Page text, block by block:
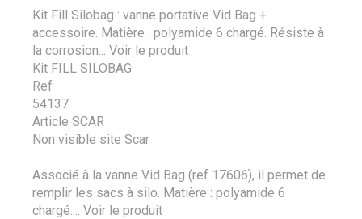
Kit Fill Silobag : vanne portative Vid Bag +
accessoire. Matière : polyamide 6 chargé. Résiste à
la corrosion...
Voir le produit
Kit FILL SILOBAG
Ref
54137
Article SCAR
Non visible site Scar
Associé à la vanne Vid Bag (ref 17606), il permet de
remplir les sacs à silo. Matière : polyamide 6
chargé....
Voir le produit